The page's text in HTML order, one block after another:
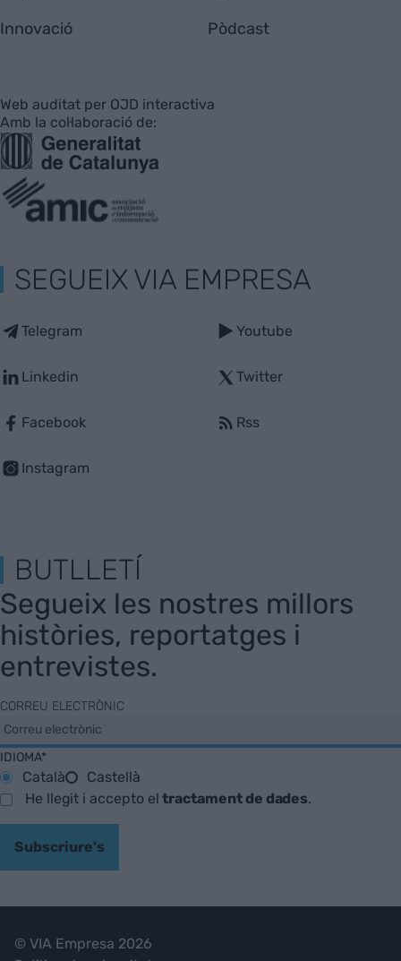
Innovació Pòdcast
Web auditat per OJD interactiva
Amb la col·laboració de:
SEGUEIX VIA EMPRESA
Telegram
Linkedin
Facebook
Instagram
Youtube
Twitter
Rss
BUTLLETÍ
Segueix les nostres millors
històries, reportatges i
entrevistes.
CORREU ELECTRÒNIC
IDIOMA*
Català
Castellà
He llegit i accepto eltractament de dades.
Subscriure's
© VIA Empresa 2026